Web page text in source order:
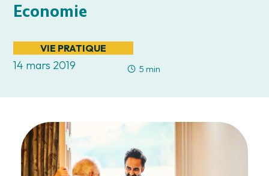
Economie
VIE PRATIQUE
14 mars 2019 5 min